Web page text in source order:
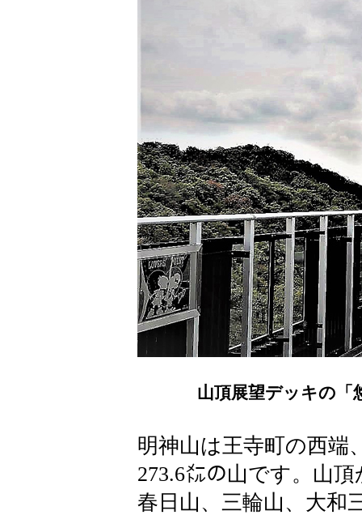
山頂展望デッキの「
明神山は王寺町の西端
273.6㍍の山です。山
春日山、三輪山、大和